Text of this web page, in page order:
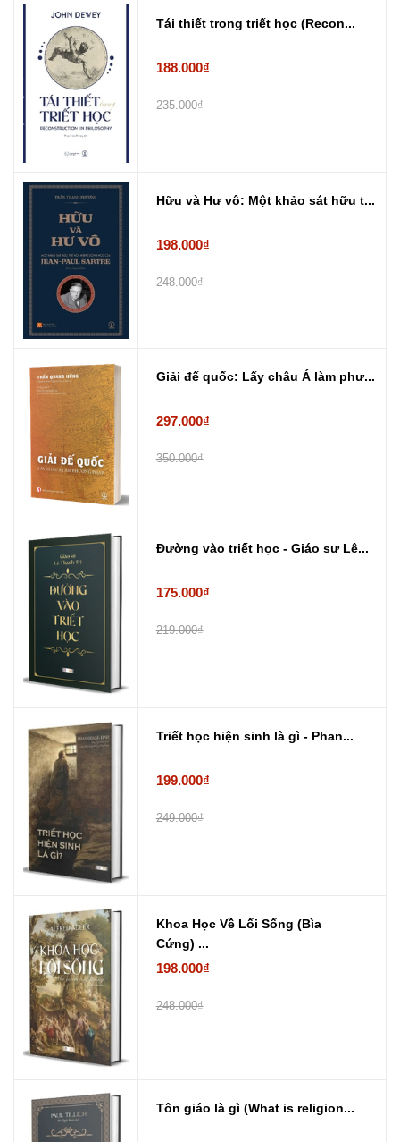
Tái thiết trong triết học (Recon...
188.000₫
235.000₫
Hữu và Hư vô: Một khảo sát hữu t...
198.000₫
248.000₫
Giải đế quốc: Lấy châu Á làm phư...
297.000₫
350.000₫
Đường vào triết học - Giáo sư Lê...
175.000₫
219.000₫
Triết học hiện sinh là gì - Phan...
199.000₫
249.000₫
Khoa Học Về Lối Sống (Bìa
Cứng) ...
198.000₫
248.000₫
Tôn giáo là gì (What is religion...